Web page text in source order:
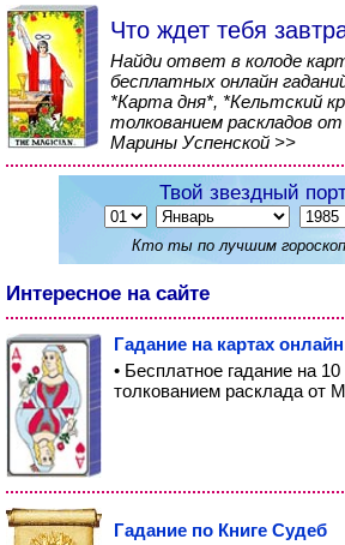
Что ждет тебя
Найди ответ в колоде
бесплатных онлайн
*Карта дня*, *Кельтский
толкованием раскладов
Марины Успенской >>
Твой звездный
Кто ты по лучшим
Интересное на сайте
Гадание на картах онлайн
• Бесплатное гадание на
толкованием расклада от
Гадание по Книге Судеб